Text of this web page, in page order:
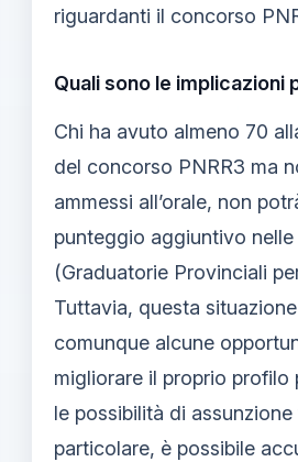
riguardanti il concorso
Quali sono le implicazioni
Chi ha avuto almeno 70
del concorso PNRR3 ma
ammessi all’orale, non
punteggio aggiuntivo nelle
(Graduatorie Provinciali
Tuttavia, questa
comunque alcune
migliorare il proprio profilo
le possibilità di assunzione
particolare, è possibile